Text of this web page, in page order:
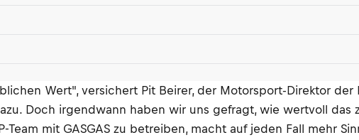
Wert", versichert Pit Beirer, der Motorsport-Direktor der
Doch irgendwann haben wir uns gefragt, wie wertvoll das
mit GASGAS zu betreiben, macht auf jeden Fall mehr